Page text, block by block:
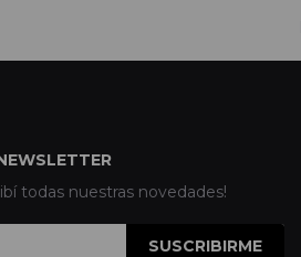
todas nuestras novedades!
SUSCRIBIRME